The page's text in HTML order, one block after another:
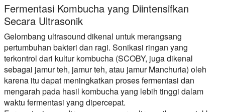
Fermentasi Kombucha yang Diintensifkan
Secara Ultrasonik
Gelombang ultrasound dikenal untuk merangsang
pertumbuhan bakteri dan ragi. Sonikasi ringan yang
terkontrol dari kultur kombucha (SCOBY, juga dikenal
sebagai jamur teh, jamur teh, atau jamur Manchuria) oleh
karena itu dapat meningkatkan proses fermentasi dan
mengarah pada hasil kombucha yang lebih tinggi dalam
waktu fermentasi yang dipercepat.